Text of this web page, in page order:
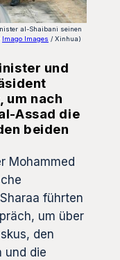
al-Shaibani seinen
Imago Images / Xinhua)
und
um nach
Assad die
beiden
Mohammed
führten
um über
den
und die